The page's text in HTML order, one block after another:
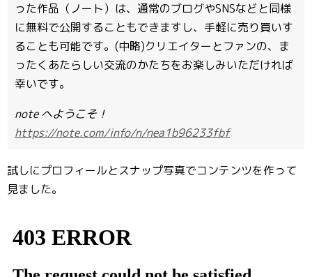
った作品（ノート）は、通常のブログやSNSなどと同様
に無料で公開することもできますし、手軽に売り買いす
ることも可能です。(中略)クリエイターとファンの、ま
ったくあたらしい交流のかたちをお楽しみいただければ
幸いです。
note へようこそ！
https://note.com/info/n/nea1b96233fbf
試しにプロフィールとスナップ写真でコンテンツを作って
見ました。